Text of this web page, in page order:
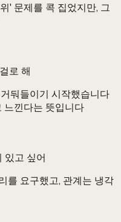
' 문제를 콕 집었지만, 그
로 해
둬들이기 시작했습니다
낀다는 뜻입니다
있고 싶어
를 요구했고, 관계는 냉각